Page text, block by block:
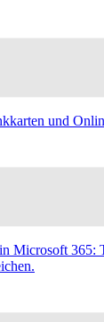
und
Microsoft 365: